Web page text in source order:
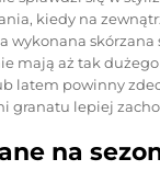
kiedy na
wykonana
mają aż tak
latem powinny
granatu lepiej
na